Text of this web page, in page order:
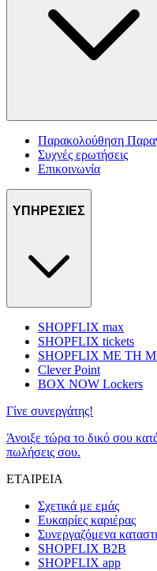
Παρακολούθηση
Συχνές ερωτήσεις
Επικοινωνία
ΥΠΗΡΕΣΙΕΣ
SHOPFLIX max
SHOPFLIX tickets
SHOPFLIX ΜΕ ΤΗ
Clever Point
BOX NOW Lockers
Γίνε συνεργάτης!
Άνοιξε τώρα το δικό σου
πωλήσεις σου.
ΕΤΑΙΡΕΙΑ
Σχετικά με εμάς
Ευκαιρίες καριέρας
Συνεργαζόμενα
SHOPFLIX B2B
SHOPFLIX app